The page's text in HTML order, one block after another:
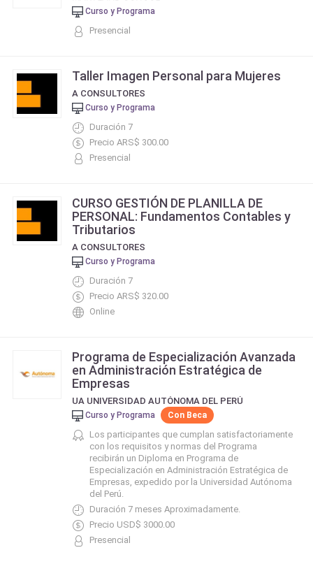
Curso y Programa
Presencial
Taller Imagen Personal para Mujeres
A CONSULTORES
Curso y Programa
Duración 7
Precio ARS$ 300.00
Presencial
CURSO GESTIÓN DE PLANILLA DE
PERSONAL: Fundamentos Contables y
Tributarios
A CONSULTORES
Curso y Programa
Duración 7
Precio ARS$ 320.00
Online
Programa de Especialización Avanzada
en Administración Estratégica de
Empresas
UA UNIVERSIDAD AUTÓNOMA DEL PERÚ
Curso y Programa Con Beca
Los participantes que cumplan satisfactoriamente
con los requisitos y normas del Programa
recibirán un Diploma en Programa de
Especialización en Administración Estratégica de
Empresas, expedido por la Universidad Autónoma
del Perú.
Duración 7 meses Aproximadamente.
Precio USD$ 3000.00
Presencial